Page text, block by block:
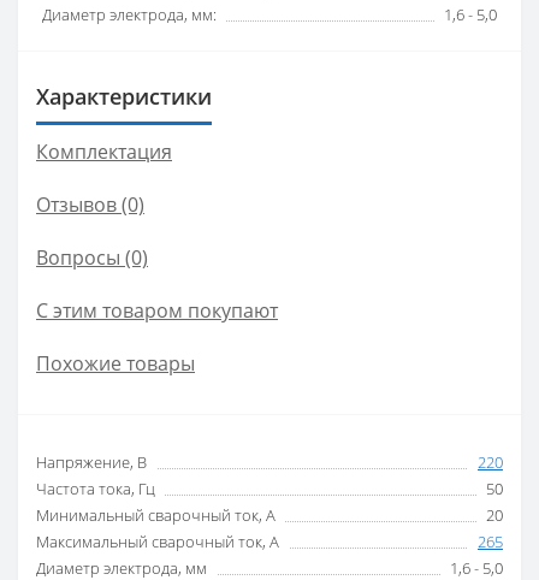
Диаметр электрода, мм:
1,6 - 5,0
Характеристики
Комплектация
Отзывов (0)
Вопросы (0)
С этим товаром покупают
Похожие товары
Напряжение, В
220
Частота тока, Гц
50
Минимальный сварочный ток, А
20
Максимальный сварочный ток, А
265
Диаметр электрода, мм
1,6 - 5,0